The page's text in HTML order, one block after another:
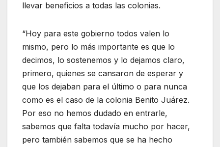
llevar beneficios a todas las colonias.
“Hoy para este gobierno todos valen lo
mismo, pero lo más importante es que lo
decimos, lo sostenemos y lo dejamos claro,
primero, quienes se cansaron de esperar y
que los dejaban para el último o para nunca
como es el caso de la colonia Benito Juárez.
Por eso no hemos dudado en entrarle,
sabemos que falta todavía mucho por hacer,
pero también sabemos que se ha hecho